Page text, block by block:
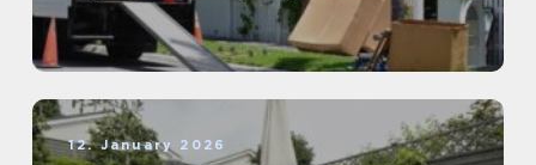
12. January 2026